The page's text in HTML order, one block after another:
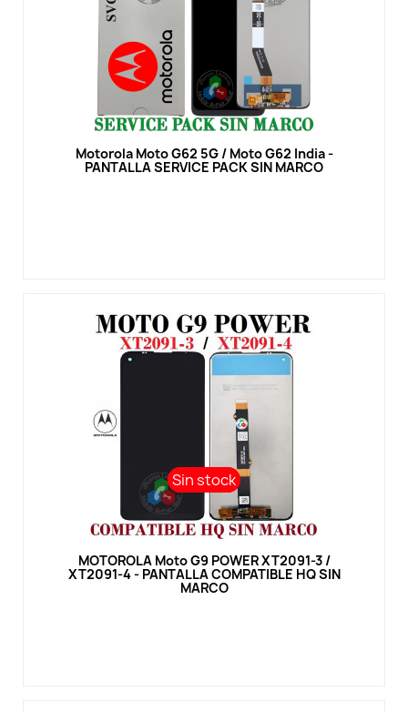
Vista rápida
Motorola Moto G62 5G / Moto G62 India -
PANTALLA SERVICE PACK SIN MARCO
Sin stock
Sin stock
Vista rápida
MOTOROLA Moto G9 POWER XT2091-3 /
XT2091-4 - PANTALLA COMPATIBLE HQ SIN
MARCO